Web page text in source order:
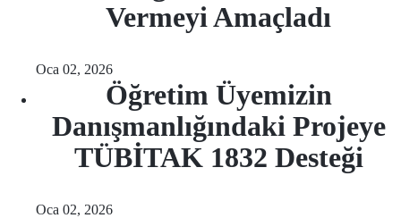
Vermeyi Amaçladı
Oca 02, 2026
Öğretim Üyemizin
Danışmanlığındaki Projeye
TÜBİTAK 1832 Desteği
Oca 02, 2026